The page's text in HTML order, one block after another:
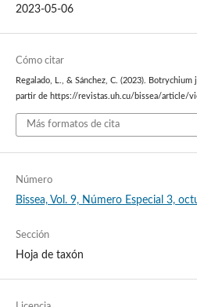
2023-05-06
Cómo citar
Regalado, L., & Sánchez, C. (2023). Botrychium
partir de https://revistas.uh.cu/bissea/article/
Más formatos de cita
Número
Bissea, Vol. 9, Número Especial 3,
Sección
Hoja de taxón